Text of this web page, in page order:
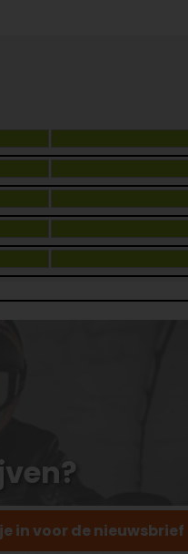
in voor de nieuwsbrief